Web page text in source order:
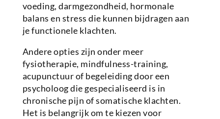
voeding, darmgezondheid, hormonale
balans en stress die kunnen bijdragen aan
je functionele klachten.
Andere opties zijn onder meer
fysiotherapie, mindfulness-training,
acupunctuur of begeleiding door een
psycholoog die gespecialiseerd is in
chronische pijn of somatische klachten.
Het is belangrijk om te kiezen voor